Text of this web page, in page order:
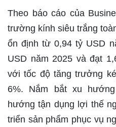
Theo báo cáo của
trường kính siêu trắng
ổn định từ 0,94 tỷ USD
USD năm 2025 và đạt
với tốc độ tăng trưởng
6%. Nắm bắt xu
hướng tận dụng lợi thế
triển sản phẩm phục vụ